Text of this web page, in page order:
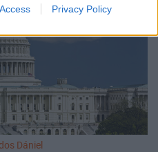
Privacy Policy
a dollár és vajon lesz-e a
Dániel